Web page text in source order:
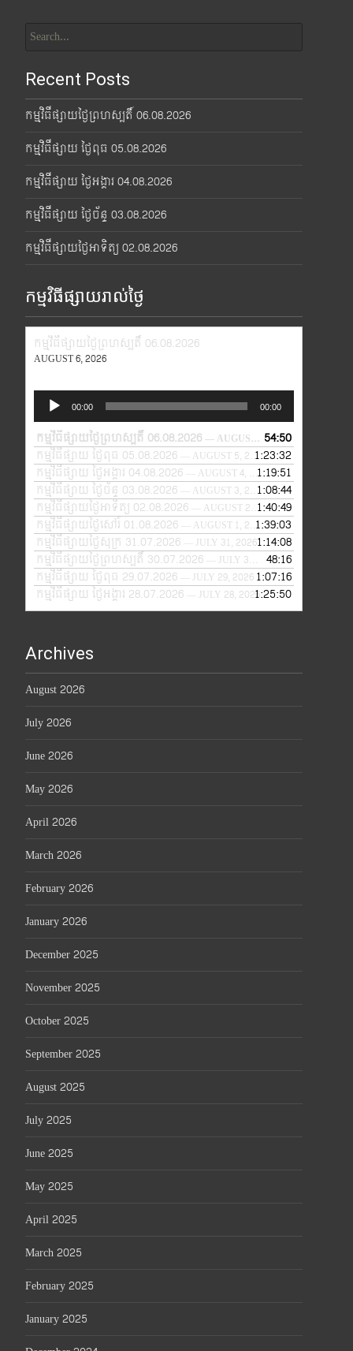
for:
Recent Posts
កម្មវិធីផ្សាយថ្ងៃព្រហស្បតិ៍ 06.08.2026
កម្មវិធីផ្សាយ ថ្ងៃពុធ 05.08.2026
កម្មវិធីផ្សាយ ថ្ងៃអង្គារ 04.08.2026
កម្មវិធីផ្សាយ ថ្ងៃច័ន្ទ 03.08.2026
កម្មវិធីផ្សាយថ្ងៃអាទិត្យ 02.08.2026
កម្មវិធីផ្សាយរាល់ថ្ងៃ
កម្មវិធីផ្សាយថ្ងៃព្រហស្បតិ៍ 06.08.2026
AUGUST 6, 2026
Audio
Player
00:00 00:00
កម្មវិធីផ្សាយថ្ងៃព្រហស្បតិ៍ 06.08.2026— AUGUST 6, 2026
54:50
កម្មវិធីផ្សាយ ថ្ងៃពុធ 05.08.2026
— AUGUST 5, 2026 1:23:32
កម្មវិធីផ្សាយ ថ្ងៃអង្គារ 04.08.2026
— AUGUST 4, 2026
1:19:51
កម្មវិធីផ្សាយ ថ្ងៃច័ន្ទ 03.08.2026
— AUGUST 3, 2026 1:08:44
កម្មវិធីផ្សាយថ្ងៃអាទិត្យ 02.08.2026
— AUGUST 2, 2026 1:40:49
កម្មវិធីផ្សាយថ្ងៃសៅរ៍ 01.08.2026
— AUGUST 1, 2026 1:39:03
កម្មវិធីផ្សាយថ្ងៃសុក្រ 31.07.2026
— JULY 31, 20261:14:08
កម្មវិធីផ្សាយថ្ងៃព្រហស្បតិ៍ 30.07.2026
— JULY 30, 2026
48:16
កម្មវិធីផ្សាយ ថ្ងៃពុធ 29.07.2026
— JULY 29, 20261:07:16
កម្មវិធីផ្សាយ ថ្ងៃអង្គារ 28.07.2026
— JULY 28, 20261:25:50
Archives
August 2026
July 2026
June 2026
May 2026
April 2026
March 2026
February 2026
January 2026
December 2025
November 2025
October 2025
September 2025
August 2025
July 2025
June 2025
May 2025
April 2025
March 2025
February 2025
January 2025